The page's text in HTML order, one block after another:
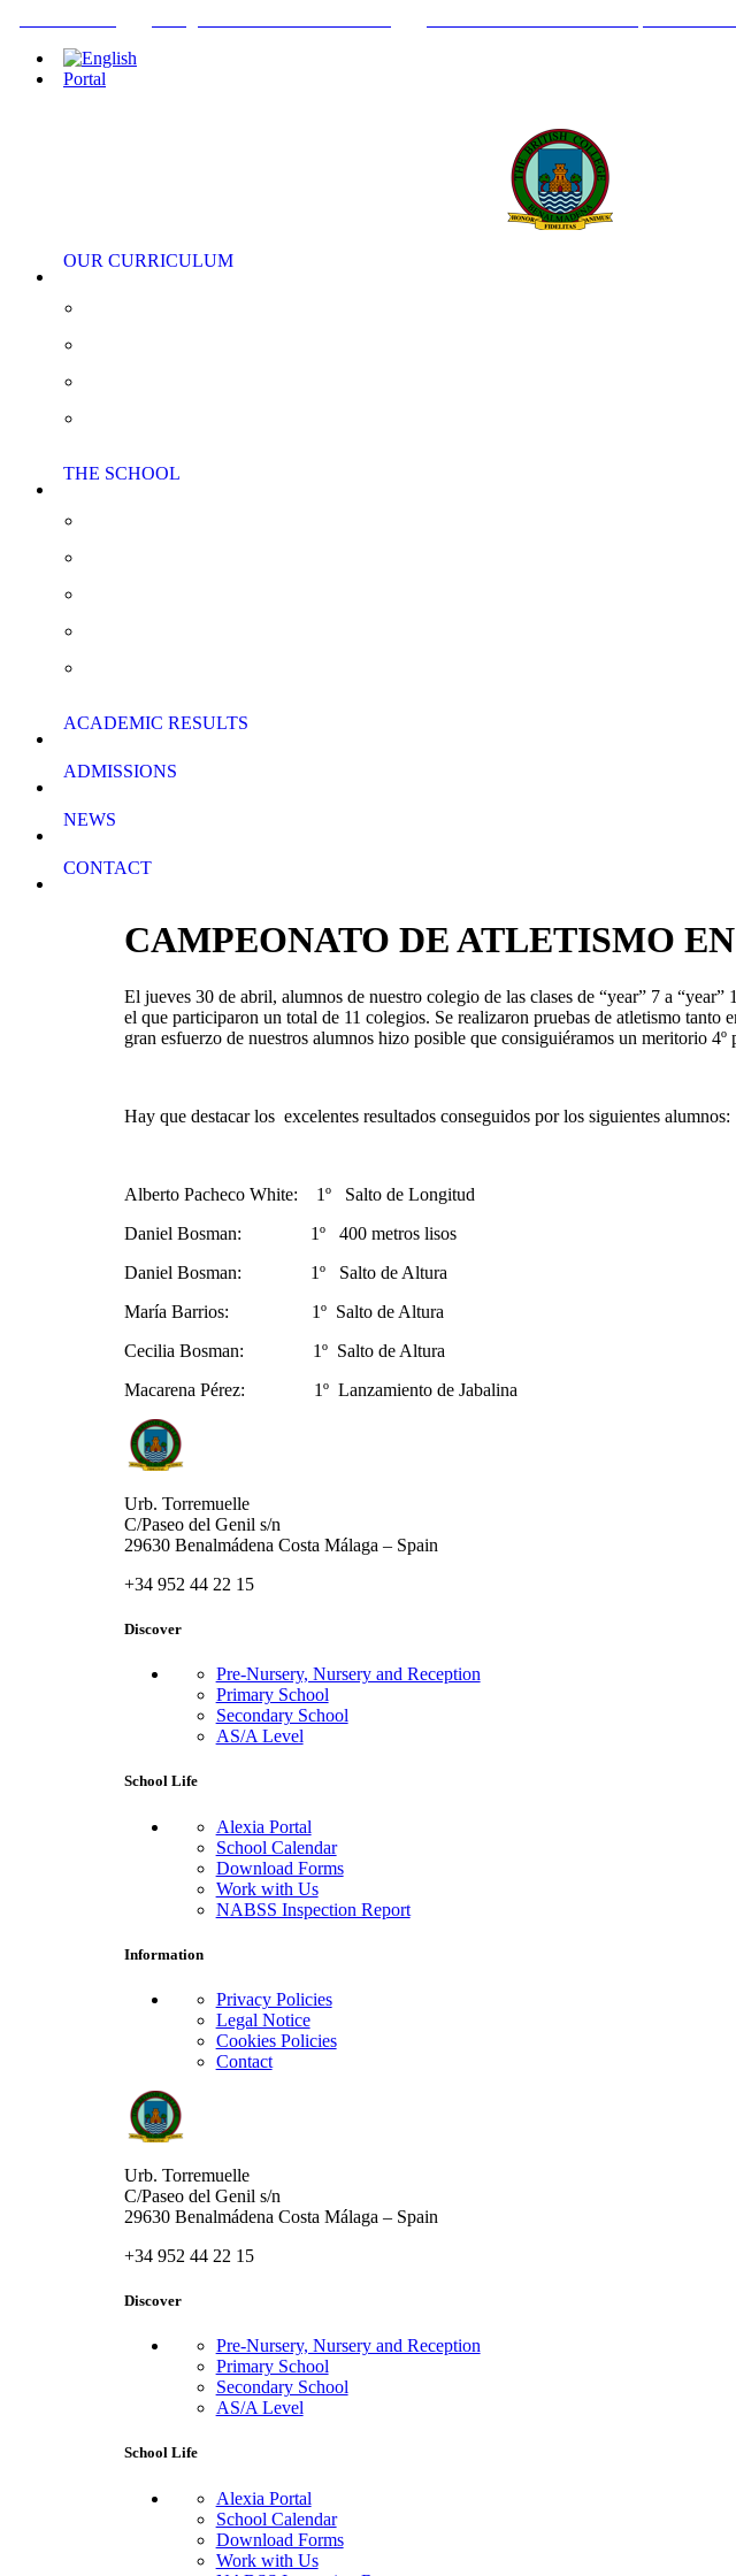
Portal
OUR CURRICULUM
THE SCHOOL
ACADEMIC RESULTS
ADMISSIONS
NEWS
CONTACT
CAMPEONATO DE ATLETISMO
El jueves 30 de abril, alumnos de nuestro colegio de las clases de “year” 7 a
el que participaron un total de 11 colegios. Se realizaron pruebas de atletismo
gran esfuerzo de nuestros alumnos hizo posible que consiguiéramos un meritorio
Hay que destacar los excelentes resultados conseguidos por los siguientes alumnos:
Alberto Pacheco White: 1º Salto de Longitud
Daniel Bosman: 1º 400 metros lisos
Daniel Bosman: 1º Salto de Altura
María Barrios: 1º Salto de Altura
Cecilia Bosman: 1º Salto de Altura
Macarena Pérez: 1º Lanzamiento de Jabalina
Urb. Torremuelle
C/Paseo del Genil s/n
29630 Benalmádena Costa Málaga – Spain
+34 952 44 22 15
Discover
Pre-Nursery, Nursery and Reception
Primary School
Secondary School
AS/A Level
School Life
Alexia Portal
School Calendar
Download Forms
Work with Us
NABSS Inspection Report
Information
Privacy Policies
Legal Notice
Cookies Policies
Contact
Urb. Torremuelle
C/Paseo del Genil s/n
29630 Benalmádena Costa Málaga – Spain
+34 952 44 22 15
Discover
Pre-Nursery, Nursery and Reception
Primary School
Secondary School
AS/A Level
School Life
Alexia Portal
School Calendar
Download Forms
Work with Us